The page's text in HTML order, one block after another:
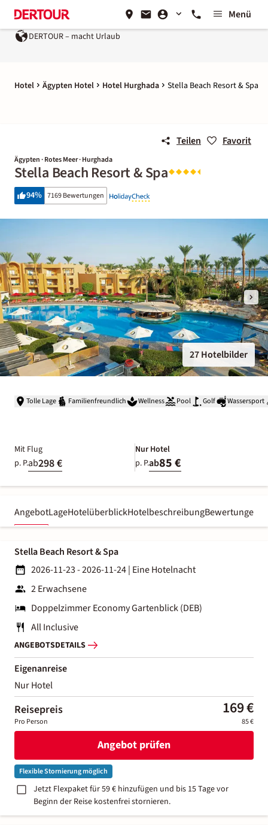
Menü
DERTOUR – macht Urlaub
Hotel Ägypten Hotel Hotel Hurghada Stella Beach Resort & Spa
Teilen Favorit
Ägypten · Rotes Meer · Hurghada
Stella Beach Resort & Spa
94% 7169 Bewertungen
27 Hotelbilder
Tolle Lage Familienfreundlich Wellness Pool Golf Wassersport
Mit Flug
p. P.ab298 €
Nur Hotel
p. P.ab85 €
AngebotLageHotelüberblickHotelbeschreibungBewertungen
Stella Beach Resort & Spa
2026-11-23 - 2026-11-24| Eine Hotelnacht
2 Erwachsene
Doppelzimmer Economy Gartenblick (DEB)
All Inclusive
ANGEBOTSDETAILS
Eigenanreise
Nur Hotel
Reisepreis 169 €
Pro Person 85 €
Angebot prüfen
Flexible Stornierung möglich
Jetzt Flexpaket für 59 € hinzufügen und bis 15 Tage vor
Beginn der Reise kostenfrei stornieren.